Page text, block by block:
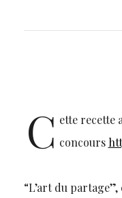
C ette recette
concours
“L’art du